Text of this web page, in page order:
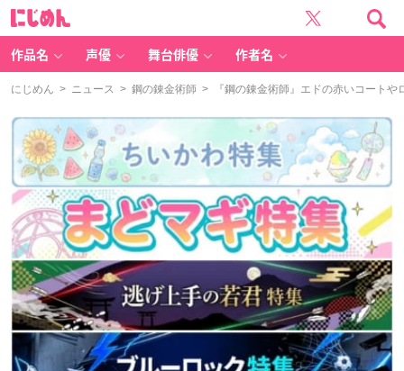
作品名 声優 舞台俳優 作者名
にじめん > ニュース > 鋼の錬金術師 > 『鋼の錬金術師』エドの赤いコートや